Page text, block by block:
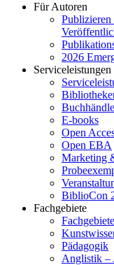
Für Autoren
Publizieren
2026
Serviceleistungen
E-books
Open
Open EBA
Marketing
BiblioCon
Fachgebiete
Fachgebiete
Pädagogik
Anglistik –